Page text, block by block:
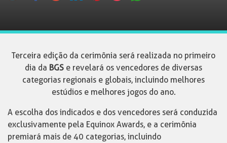
Terceira edição da cerimônia será realizada no primeiro
dia da BGS e revelará os vencedores de diversas
categorias regionais e globais, incluindo melhores
estúdios e melhores jogos do ano.
A escolha dos indicados e dos vencedores será conduzida
exclusivamente pela Equinox Awards, e a cerimônia
premiará mais de 40 categorias, incluindo